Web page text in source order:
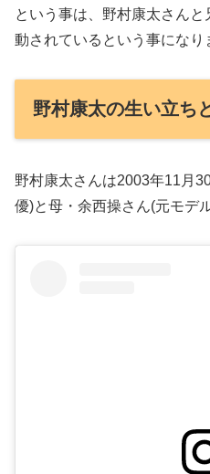
という事は、野村康太さん
動されているという事になり
野村康太の生い立ち
野村康太さんは2003年11月
優)と母・余西操さん(元モデ